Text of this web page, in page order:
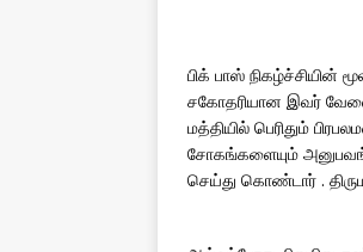
பிக் பாஸ் நிகழ்ச்சியின்
சகோதரியான இவர்
மத்தியில் பெரிதும்
சோகங்களையும்
செய்து கொண்டார் .